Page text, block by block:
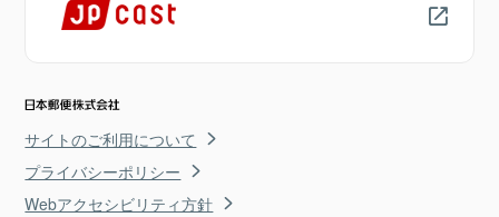
サイトのご利用について
プライバシーポリシー
Webアクセシビリティ方針